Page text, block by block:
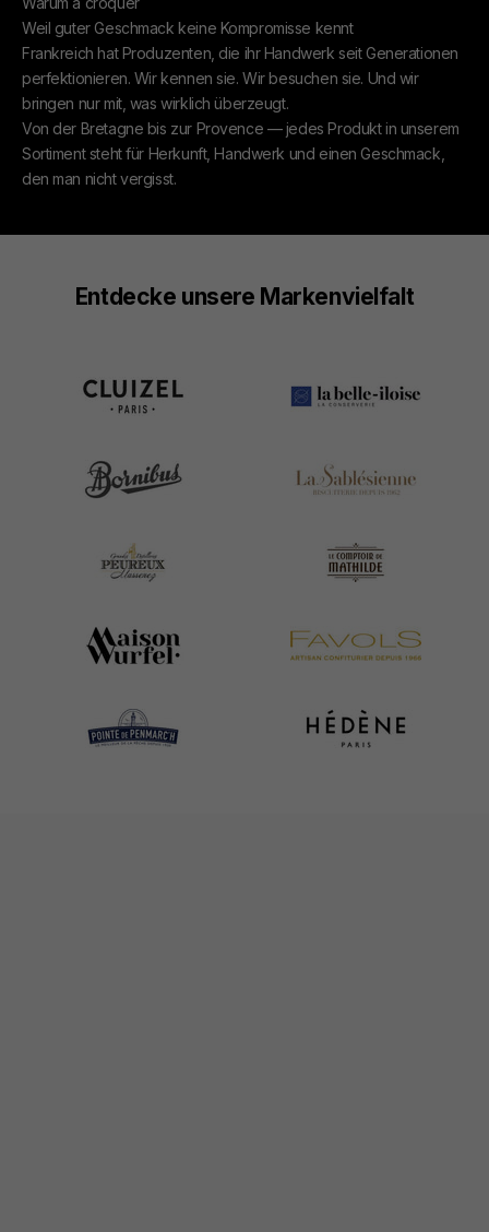
Weil guter Geschmack keine Kompromisse kennt
Frankreich hat Produzenten, die ihr Handwerk seit Generationen
perfektionieren. Wir kennen sie. Wir besuchen sie. Und wir
bringen nur mit, was wirklich überzeugt.
Von der Bretagne bis zur Provence — jedes Produkt in unserem
Sortiment steht für Herkunft, Handwerk und einen Geschmack,
den man nicht vergisst.
Entdecke unsere Markenvielfalt